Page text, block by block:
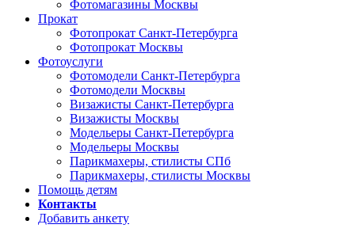
Фотомагазины Москвы
Прокат
Фотопрокат Санкт-Петербурга
Фотопрокат Москвы
Фотоуслуги
Фотомодели Санкт-Петербурга
Фотомодели Москвы
Визажисты Санкт-Петербурга
Визажисты Москвы
Модельеры Санкт-Петербурга
Модельеры Москвы
Парикмахеры, стилисты СПб
Парикмахеры, стилисты Москвы
Помощь детям
Контакты
Добавить анкету